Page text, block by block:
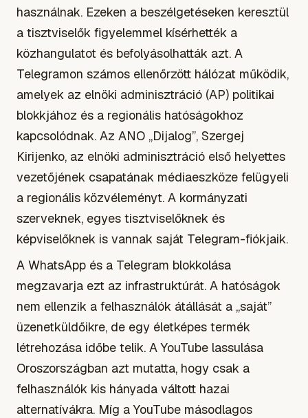
használnak. Ezeken a beszélgetéseken keresztül
a tisztviselők figyelemmel kísérhették a
közhangulatot és befolyásolhatták azt. A
Telegramon számos ellenőrzött hálózat működik,
amelyek az elnöki adminisztráció (AP) politikai
blokkjához és a regionális hatóságokhoz
kapcsolódnak. Az ANO „Dijalog”, Szergej
Kirijenko, az elnöki adminisztráció első helyettes
vezetőjének csapatának médiaeszköze felügyeli
a regionális közvéleményt. A kormányzati
szerveknek, egyes tisztviselőknek és
képviselőknek is vannak saját Telegram-fiókjaik.
A WhatsApp és a Telegram blokkolása
megzavarja ezt az infrastruktúrát. A hatóságok
nem ellenzik a felhasználók átállását a „saját”
üzenetküldőikre, de egy életképes termék
létrehozása időbe telik. A YouTube lassulása
Oroszországban azt mutatta, hogy csak a
felhasználók kis hányada váltott hazai
alternatívákra. Míg a YouTube másodlagos